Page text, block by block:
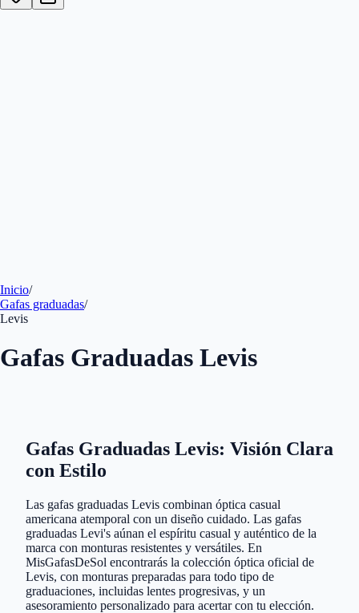
Inicio/
Gafas graduadas/
Levis
Gafas Graduadas Levis
Gafas Graduadas Levis: Visión Clara
con Estilo
Las gafas graduadas Levis combinan óptica casual
americana atemporal con un diseño cuidado. Las gafas
graduadas Levi's aúnan el espíritu casual y auténtico de la
marca con monturas resistentes y versátiles. En
MisGafasDeSol encontrarás la colección óptica oficial de
Levis, con monturas preparadas para todo tipo de
graduaciones, incluidas lentes progresivas, y un
asesoramiento personalizado para acertar con tu elección.